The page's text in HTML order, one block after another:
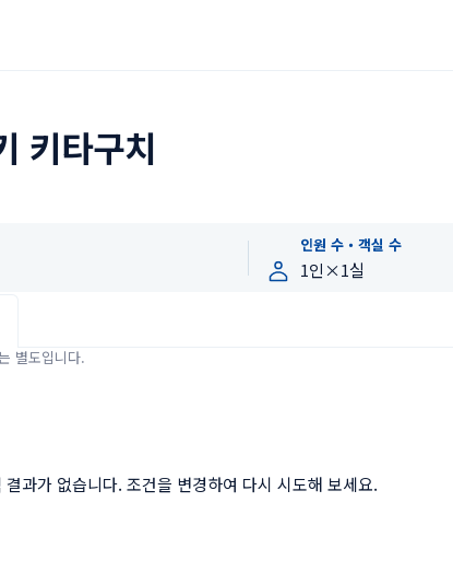
키타구치
인원 수・객실 수
별도입니다.
결과가 없습니다. 조건을 변경하여 다시 시도해 보세요.